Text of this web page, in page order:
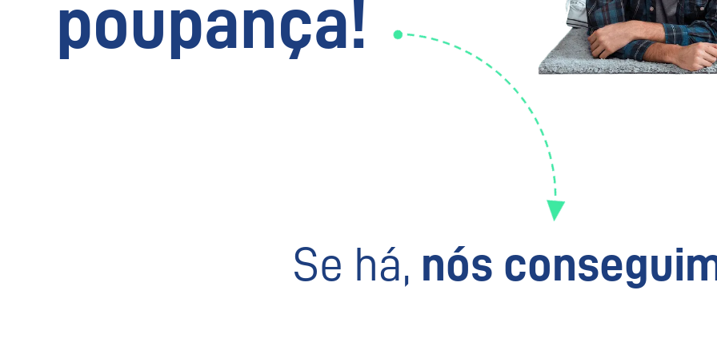
poupança!
Se há, nós